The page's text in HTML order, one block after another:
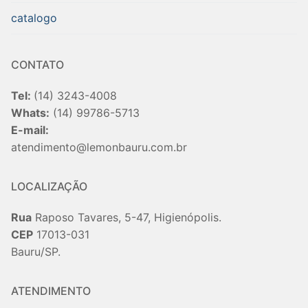
catalogo
CONTATO
Tel: (14) 3243-4008
Whats: (14) 99786-5713
E-mail:
atendimento@lemonbauru.com.br
LOCALIZAÇÃO
Rua Raposo Tavares, 5-47, Higienópolis.
CEP 17013-031
Bauru/SP.
ATENDIMENTO